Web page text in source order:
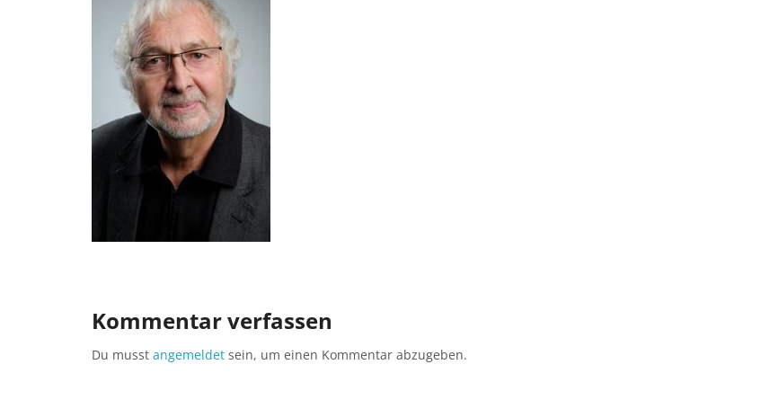
Kommentar verfassen
Du musst angemeldet sein, um einen Kommentar abzugeben.